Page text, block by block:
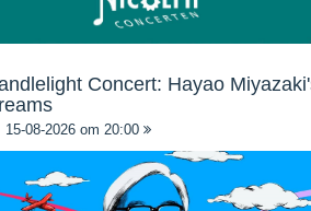
Concert: Hayao
15-08-2026 om 20:00